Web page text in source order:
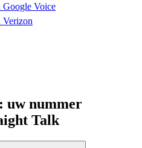
Google Voice
Verizon
uw nummer
Talk